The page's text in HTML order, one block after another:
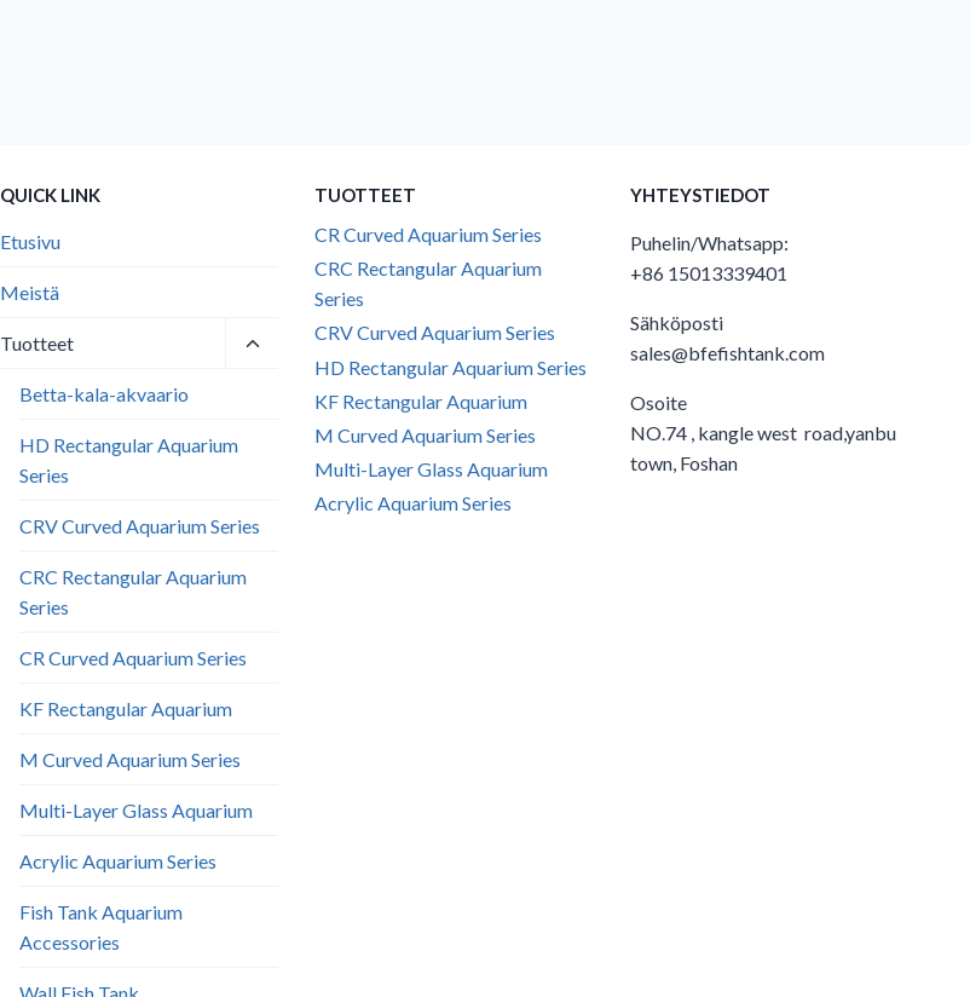
QUICK LINK
Etusivu
Meistä
Tuotteet
Toggle
Betta-kala-akvaario
HD Rectangular Aquarium
Series
CRV Curved Aquarium Series
CRC Rectangular Aquarium
Series
CR Curved Aquarium Series
KF Rectangular Aquarium
M Curved Aquarium Series
Multi-Layer Glass Aquarium
Acrylic Aquarium Series
Fish Tank Aquarium
Accessories
TUOTTEET
CR Curved Aquarium Series
CRC Rectangular Aquarium
Series
CRV Curved Aquarium Series
HD Rectangular Aquarium Series
KF Rectangular Aquarium
M Curved Aquarium Series
Multi-Layer Glass Aquarium
Acrylic Aquarium Series
YHTEYSTIEDOT
Puhelin/Whatsapp:
+86 15013339401
Sähköposti
sales@bfefishtank.com
Osoite
NO.74 , kangle west road,yanbu
town, Foshan